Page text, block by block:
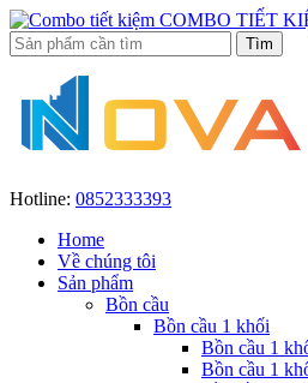
COMBO TIẾT
Hotline: 0852333393
Home
Về chúng tôi
Sản phẩm
Bồn cầu
Bồn cầu 1 khối
Bồn cầu 1
Bồn cầu 1